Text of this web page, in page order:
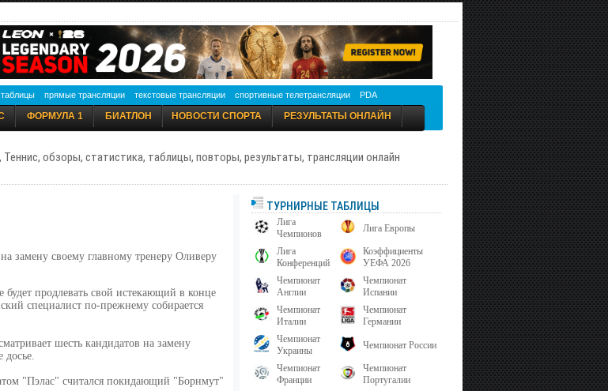
прямые трансляции текстовые трансляции спортивные телетрансляции PDA
ФОРМУЛА 1 БИАТЛОН НОВОСТИ СПОРТА РЕЗУЛЬТАТЫ ОНЛАЙН
обзоры, статистика, таблицы, повторы, результаты, трансляции онлайн
замену своему главному тренеру Оливеру
продлевать свой истекающий в конце
специалист по-прежнему собирается
шесть кандидатов на замену
досье.
"Пэлас" считался покидающий "Борнмут"
ТУРНИРНЫЕ ТАБЛИЦЫ
Лига
Чемпионов
Лига Европы
Лига
Конференций
Коэффициенты
УЕФА 2026
Чемпионат
Англии
Чемпионат
Испании
Чемпионат
Италии
Чемпионат
Германии
Чемпионат
Украины
Чемпионат России
Чемпионат
Франции
Чемпионат
Португалии